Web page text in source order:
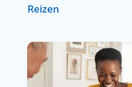
Reizen